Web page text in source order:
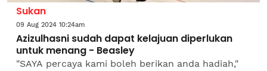
Sukan
09 Aug 2024 10:24am
Azizulhasni sudah dapat kelajuan diperlukan
untuk menang - Beasley
"SAYA percaya kami boleh berikan anda hadiah,"